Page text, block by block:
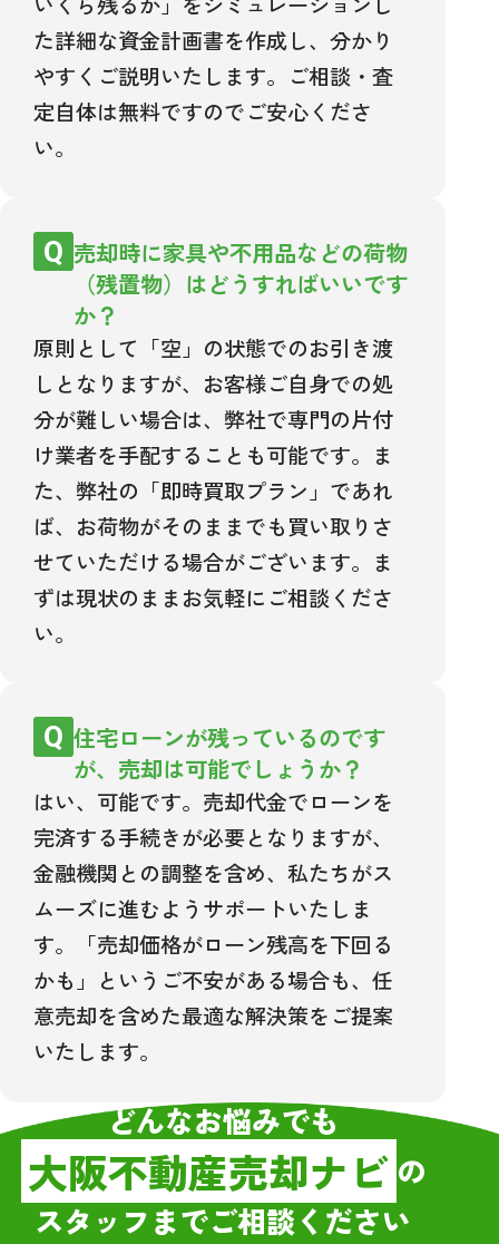
た詳細な資金計画書を作成し、分かり
やすくご説明いたします。ご相談・査
定自体は無料ですのでご安心くださ
い。
売却時に家具や不用品などの荷物
（残置物）はどうすればいいです
か？
原則として「空」の状態でのお引き渡
しとなりますが、お客様ご自身での処
分が難しい場合は、弊社で専門の片付
け業者を手配することも可能です。ま
た、弊社の「即時買取プラン」であれ
ば、お荷物がそのままでも買い取りさ
せていただける場合がございます。ま
ずは現状のままお気軽にご相談くださ
い。
住宅ローンが残っているのです
が、売却は可能でしょうか？
はい、可能です。売却代金でローンを
完済する手続きが必要となりますが、
金融機関との調整を含め、私たちがス
ムーズに進むようサポートいたしま
す。「売却価格がローン残高を下回る
かも」というご不安がある場合も、任
意売却を含めた最適な解決策をご提案
いたします。
どんなお悩みでも
大阪不動産売却ナビ の
スタッフまでご相談ください